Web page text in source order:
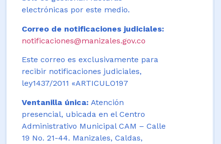
electrónicas por este medio.
Correo de notificaciones judiciales:
notificaciones@manizales.gov.co
Este correo es exclusivamente para
recibir notificaciones judiciales,
ley1437/2011 «ARTICULO197
Ventanilla única: Atención
presencial, ubicada en el Centro
Administrativo Municipal CAM – Calle
19 No. 21-44. Manizales, Caldas,